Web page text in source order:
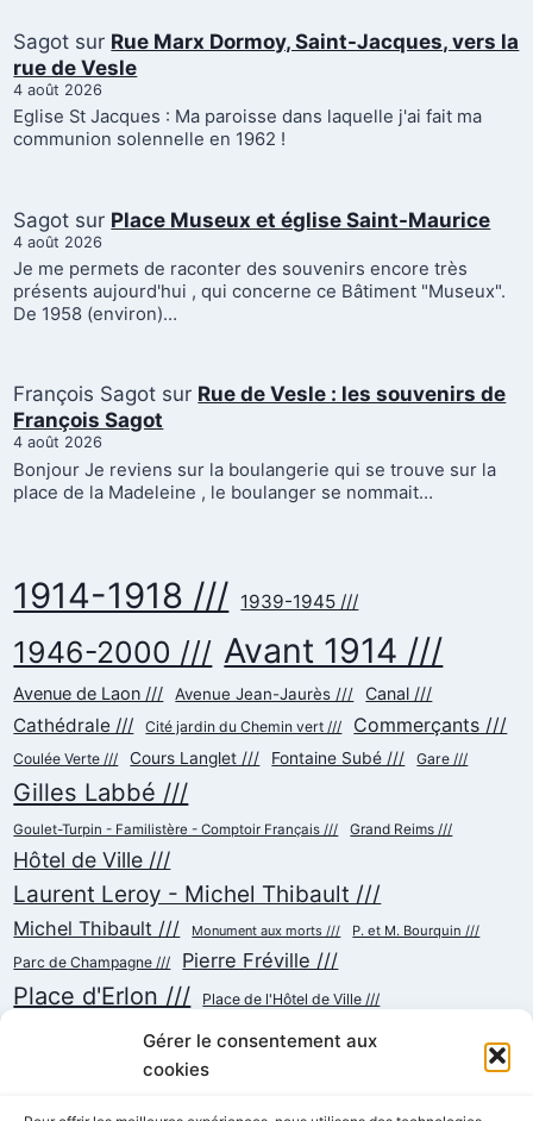
Gérer le consentement aux
cookies
Sagot sur Rue Marx Dormoy, Saint-Jacques, vers la
rue de Vesle
4 août 2026
Eglise St Jacques : Ma paroisse dans laquelle j'ai fait ma
communion solennelle en 1962 !
Sagot sur Place Museux et église Saint-Maurice
4 août 2026
Je me permets de raconter des souvenirs encore très
présents aujourd'hui , qui concerne ce Bâtiment "Museux".
De 1958 (environ)…
François Sagot sur Rue de Vesle : les souvenirs de
François Sagot
4 août 2026
Bonjour Je reviens sur la boulangerie qui se trouve sur la
place de la Madeleine , le boulanger se nommait…
1914-1918 /// 1939-1945 ///
1946-2000 /// Avant 1914 ///
Avenue de Laon /// Avenue Jean-Jaurès /// Canal ///
Cathédrale /// Cité jardin du Chemin vert /// Commerçants ///
Coulée Verte /// Cours Langlet /// Fontaine Subé /// Gare ///
Gilles Labbé ///
Goulet-Turpin - Familistère - Comptoir Français /// Grand Reims ///
Hôtel de Ville ///
Laurent Leroy - Michel Thibault ///
Michel Thibault /// Monument aux morts /// P. et M. Bourquin ///
Parc de Champagne /// Pierre Fréville ///
Place d'Erlon /// Place de l'Hôtel de Ville ///
Place de la République /// Place du Cardinal Luçon ///
Place du Forum/des Marchés ///